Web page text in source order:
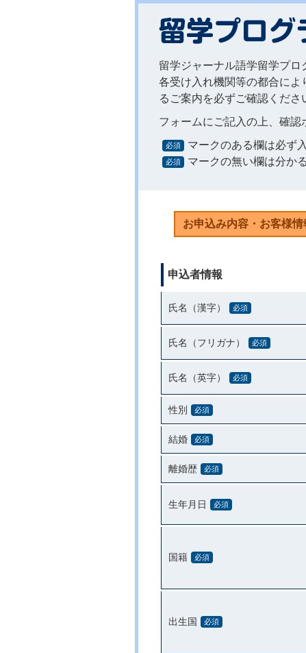
留学ジャーナル語学留学プロ
各受け入れ機関等の都合に
るご案内を必ずご確認くださ
フォームにご記入の上、確認
必須 マークのある欄は必ず
必須 マークの無い欄は分か
申込者情報
氏名（漢字） 必須
氏名（フリガナ） 必須
氏名（英字） 必須
性別 必須
結婚 必須
離婚歴 必須
生年月日 必須
国籍 必須
出生国 必須